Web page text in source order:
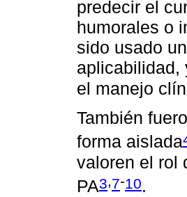
predecir el
humorales o
sido usado
aplicabilidad,
el manejo
También
forma aislada
valoren el rol
PA3,7-10.